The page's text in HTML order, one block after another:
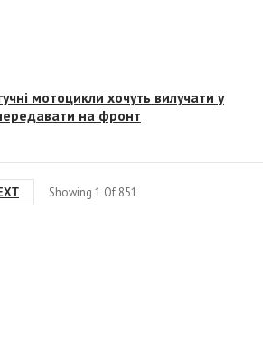
мотоцикли хочуть вилучати у
на фронт
Showing 1 Of 851